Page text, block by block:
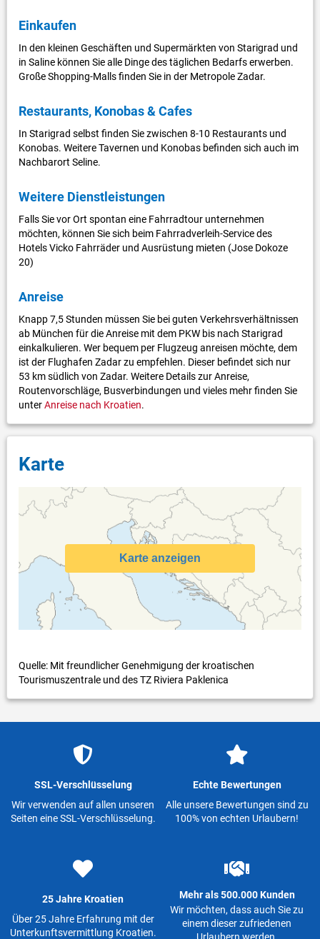
Einkaufen
In den kleinen Geschäften und Supermärkten von Starigrad und
in Saline können Sie alle Dinge des täglichen Bedarfs erwerben.
Große Shopping-Malls finden Sie in der Metropole Zadar.
Restaurants, Konobas & Cafes
In Starigrad selbst finden Sie zwischen 8-10 Restaurants und
Konobas. Weitere Tavernen und Konobas befinden sich auch im
Nachbarort Seline.
Weitere Dienstleistungen
Falls Sie vor Ort spontan eine Fahrradtour unternehmen
möchten, können Sie sich beim Fahrradverleih-Service des
Hotels Vicko Fahrräder und Ausrüstung mieten (Jose Dokoze
20)
Anreise
Knapp 7,5 Stunden müssen Sie bei guten Verkehrsverhältnissen
ab München für die Anreise mit dem PKW bis nach Starigrad
einkalkulieren. Wer bequem per Flugzeug anreisen möchte, dem
ist der Flughafen Zadar zu empfehlen. Dieser befindet sich nur
53 km südlich von Zadar. Weitere Details zur Anreise,
Routenvorschläge, Busverbindungen und vieles mehr finden Sie
unterAnreise nach Kroatien.
Karte
Karte anzeigen
Quelle: Mit freundlicher Genehmigung der kroatischen
Tourismuszentrale und des TZ Riviera Paklenica
SSL-Verschlüsselung
Wir verwenden auf allen unseren
Seiten eine SSL-Verschlüsselung.
Echte Bewertungen
Alle unsere Bewertungen sind zu
100% von echten Urlaubern!
25 Jahre Kroatien
Über 25 Jahre Erfahrung mit der
Unterkunftsvermittlung Kroatien.
Mehr als 500.000 Kunden
Wir möchten, dass auch Sie zu
einem dieser zufriedenen